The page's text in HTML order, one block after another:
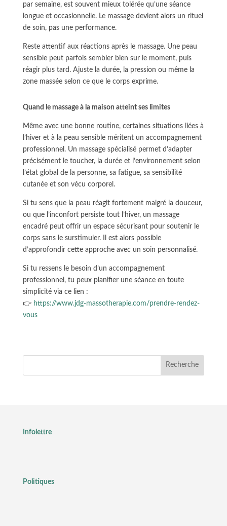
par semaine, est souvent mieux tolérée qu’une séance
longue et occasionnelle. Le massage devient alors un rituel
de soin, pas une performance.
Reste attentif aux réactions après le massage. Une peau
sensible peut parfois sembler bien sur le moment, puis
réagir plus tard. Ajuste la durée, la pression ou même la
zone massée selon ce que le corps exprime.
Quand le massage à la maison atteint ses limites
Même avec une bonne routine, certaines situations liées à
l’hiver et à la peau sensible méritent un accompagnement
professionnel. Un massage spécialisé permet d’adapter
précisément le toucher, la durée et l’environnement selon
l’état global de la personne, sa fatigue, sa sensibilité
cutanée et son vécu corporel.
Si tu sens que la peau réagit fortement malgré la douceur,
ou que l’inconfort persiste tout l’hiver, un massage
encadré peut offrir un espace sécurisant pour soutenir le
corps sans le surstimuler. Il est alors possible
d’approfondir cette approche avec un soin personnalisé.
Si tu ressens le besoin d’un accompagnement
professionnel, tu peux planifier une séance en toute
simplicité via ce lien :
👉 https://www.jdg-massotherapie.com/prendre-rendez-
vous
Recherche
Infolettre
Politiques